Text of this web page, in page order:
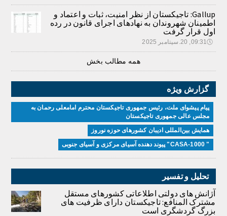
Gallup: تاجیکستان از نظر امنیت، ثبات و اعتماد و
اطمینان شهروندان به نهادهای اجرای قانون در رده
اول قرار گرفت
🕔09:31, 20.سپتامبر 2025
همه مطالب بخش
گزارش ویژه
پیام پیشوای ملت، رئیس جمهوری تاجیکستان محترم امامعلی رحمان به
مجلس عالی جمهوری تاجیکستان
همایش بین‌المللی ادیبان کشور‌های حوزه نوروز
" CASA-1000" پیوند دهنده آسیای مرکزی و آسیای جنوبی
تحلیل و تفسیر
آژانش های دولتی اطلاعاتی کشورهای مستقل
مشترک المنافع: تاجیکستان دارای ظرفیت های
بزرگ گردشگری است